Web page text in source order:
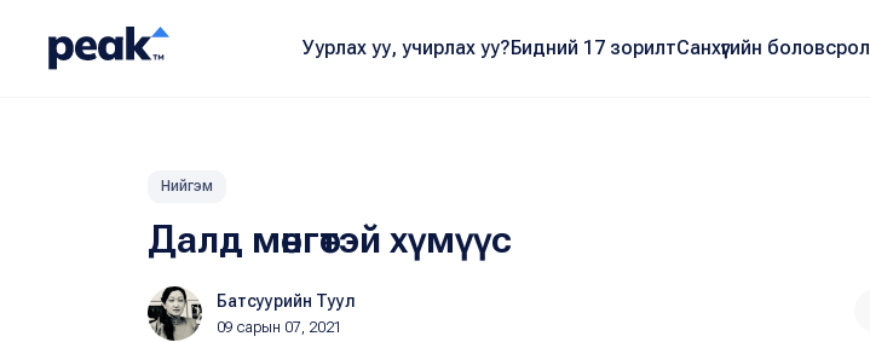
Уурлах уу, учирлах уу?Бидний 17 зорилтСанхүүгийн боловсрол
Нийгэм
Далд мөнгөтэй хүмүүс
Батсуурийн Туул
09 сарын 07, 2021